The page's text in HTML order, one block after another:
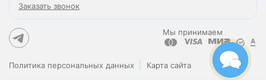
Заказать звонок
Мы принимаем
Политика персональных данных Карта сайта